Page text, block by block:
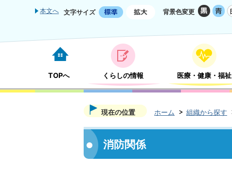
本文へ 文字サイズ 背景色変更
TOPへ くらしの情報 医療・健康・福祉
現在の位置 ホーム 組織から探す
消防関係